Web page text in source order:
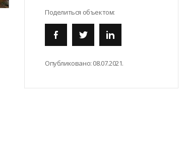
Поделиться объектом:
Опубликовано: 08.07.2021.